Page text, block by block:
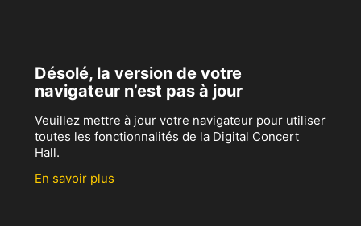
Désolé, la version de votre
navigateur n’est pas à jour
Veuillez mettre à jour votre navigateur pour utiliser
toutes les fonctionnalités de la Digital Concert
Hall.
En savoir plus